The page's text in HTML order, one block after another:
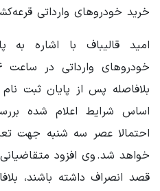
خرید خودروهای وارداتی
امید قالیباف با اشاره
بلافاصله پس از پایان ثبت
اساس شرایط اعلام شده
احتمالا عصر سه شنبه جهت
خواهد شد. وی افزود
قصد انصراف داشته باشند،